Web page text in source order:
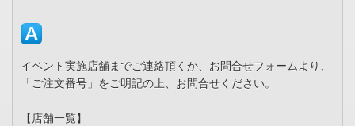
イベント実施店舗までご連絡頂くか、お問合せフォームより、
「ご注文番号」をご明記の上、お問合せください。
【店舗一覧】